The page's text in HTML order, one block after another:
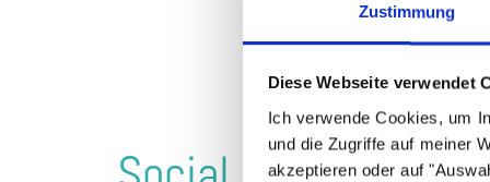
Zustimmung
Diese Webseite verwendet
Ich verwende Cookies, um
und die Zugriffe auf meiner
akzeptieren oder auf
Social Media
Ihre Zielgruppen sind in sozialen Netzwerken